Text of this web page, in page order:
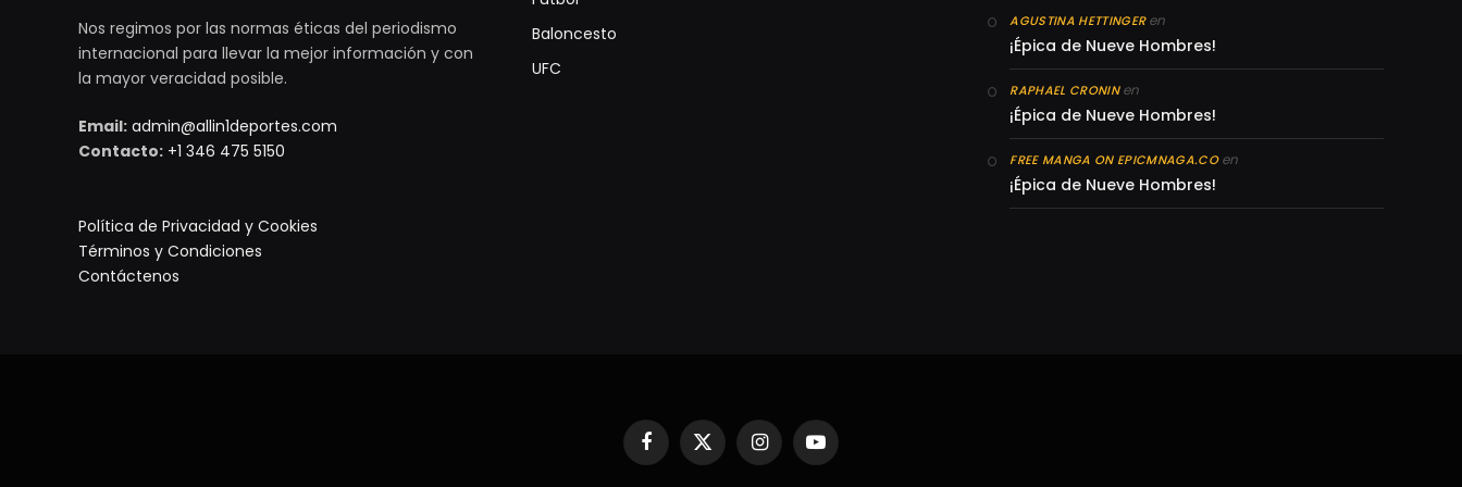
Nos regimos por las normas éticas del periodismo
internacional para llevar la mejor información y con
la mayor veracidad posible.
Email: admin@allin1deportes.com
Contacto: +1 346 475 5150
Política de Privacidad y Cookies
Términos y Condiciones
Contáctenos
Baloncesto
UFC
AGUSTINA HETTINGERen
¡Épica de Nueve Hombres!
RAPHAEL CRONINen
¡Épica de Nueve Hombres!
FREE MANGA ON EPICMNAGA.COen
¡Épica de Nueve Hombres!
Facebook
X
(Twitter)
InstagramYouTube